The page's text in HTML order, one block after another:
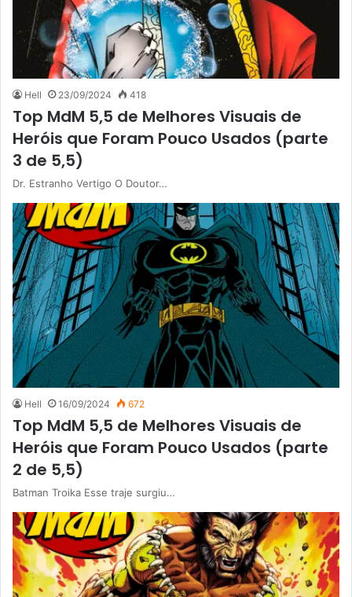
Hell 23/09/2024 418
Top MdM 5,5 de Melhores Visuais de
Heróis que Foram Pouco Usados (parte
3 de 5,5)
Dr. Estranho Vertigo O Doutor…
Hell 16/09/2024 672
Top MdM 5,5 de Melhores Visuais de
Heróis que Foram Pouco Usados (parte
2 de 5,5)
Batman Troika Esse traje surgiu…